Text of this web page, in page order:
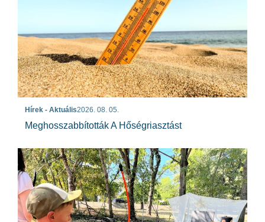
Hírek - Aktuális2026. 08. 05.
Meghosszabbították A Hőségriasztást